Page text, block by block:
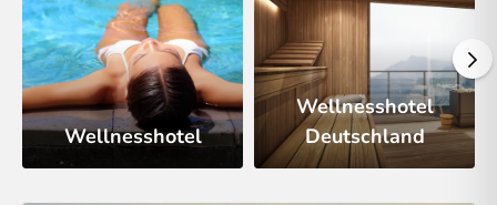
Wellnesshotel
Wellnesshotel
Deutschland